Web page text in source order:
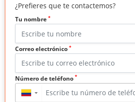
¿Prefieres que te contactemos?
Tu nombre *
Correo electrónico *
Número de teléfono *
▼